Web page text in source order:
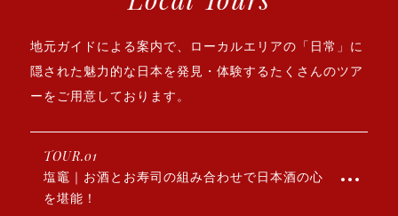
地元ガイドによる案内で、ローカルエリアの「日常」に
隠された 魅力的な日本を発見・体験するたくさんのツア
ーをご用意しております。
TOUR.01
塩竈｜お酒とお寿司の組み合わせで日本酒の心
を堪能！